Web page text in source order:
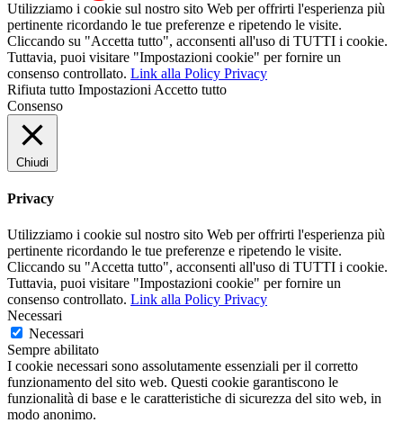
Utilizziamo i cookie sul nostro sito Web per offrirti l'esperienza più
pertinente ricordando le tue preferenze e ripetendo le visite.
Cliccando su "Accetta tutto", acconsenti all'uso di TUTTI i cookie.
Tuttavia, puoi visitare "Impostazioni cookie" per fornire un
consenso controllato. Link alla Policy Privacy
Rifiuta tutto Impostazioni Accetto tutto
Consenso
Chiudi
Privacy
Utilizziamo i cookie sul nostro sito Web per offrirti l'esperienza più
pertinente ricordando le tue preferenze e ripetendo le visite.
Cliccando su "Accetta tutto", acconsenti all'uso di TUTTI i cookie.
Tuttavia, puoi visitare "Impostazioni cookie" per fornire un
consenso controllato. Link alla Policy Privacy
Necessari
Necessari
Sempre abilitato
I cookie necessari sono assolutamente essenziali per il corretto
funzionamento del sito web. Questi cookie garantiscono le
funzionalità di base e le caratteristiche di sicurezza del sito web, in
modo anonimo.